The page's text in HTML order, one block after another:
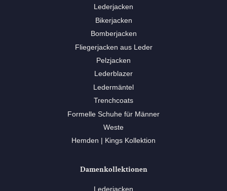
Lederjacken
Bikerjacken
Bomberjacken
Fliegerjacken aus Leder
Pelzjacken
Lederblazer
Ledermäntel
Trenchcoats
Formelle Schuhe für Männer
Weste
Hemden | Kings Kollektion
Damenkollektionen
Lederjacken